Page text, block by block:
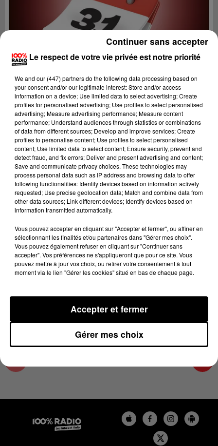
Lecture (1 min 14 sec)
100%
100% Radio l'agenda du Comminges
5 juin 2024 - 1 min 14 sec
L'AGENDA DU COMMINGES DU 05/06/2024 À
16H37
L'AGENDA DU COMMINGES
Le respect de votre vie privée est notre priorité
We and our (447) partnersdo the following data processing based on
your consent and/or our legitimate interest: Store and/or access
information on a device; Use limited data to select advertising; Create
profiles for personalised advertising; Use profiles to select personalised
advertising; Measure advertising performance; Measure content
performance; Understand audiences through statistics or combinations
of data from different sources; Develop and improve services; Create
profiles to personalise content; Use profiles to select personalised
content; Use limited data to select content; Ensure security, prevent and
detect fraud, and fix errors; Deliver and present advertising and content;
Save and communicate privacy choices. These technologies may
process personal data such as IP address and browsing data to offer
following functionalities: Identify devices based on information actively
requested; Use precise geolocation data; Match and combine data from
other data sources; Link different devices; Identify devices based on
information transmitted automatically.
Vous pouvez accepter en cliquant sur "Accepter et fermer", ou affiner en
sélectionnant les finalités et/ou partenaires dans "Gérer mes choix".
Vous pouvez également refuser en cliquant sur "Continuer sans
accepter". Vos préférences ne s'appliqueront que pour ce site. Vous
pouvez mettre à jour vos choix, ou retirer votre consentement à tout
moment via le lien "Gérer les cookies" situé en bas de chaque page.
Gérer mes choix
Accepter et fermer
Continuer sans accepter